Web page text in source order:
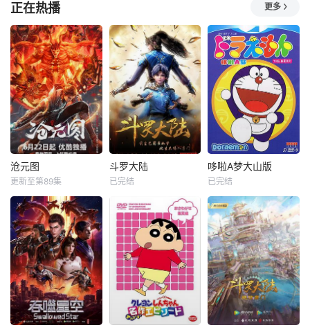
正在热播 更多
沧元图
更新至第89集
斗罗大陆
已完结
哆啦A梦大山版
已完结